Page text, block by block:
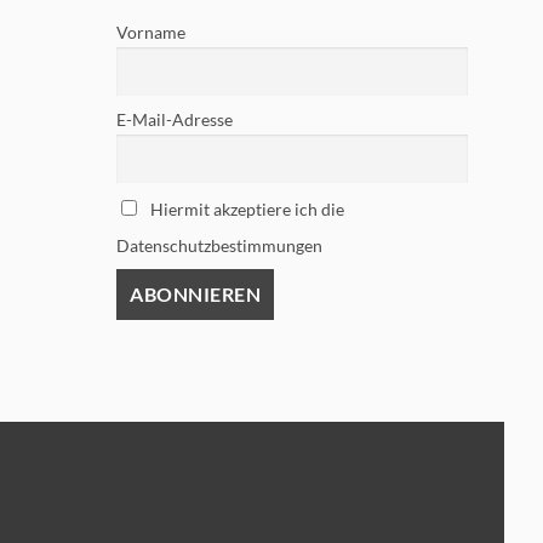
Vorname
E-Mail-Adresse
Hiermit akzeptiere ich die
Datenschutzbestimmungen